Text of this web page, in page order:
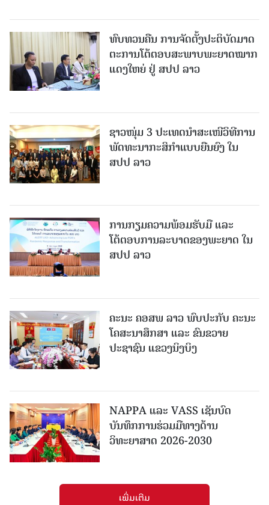
ທົບທວນຄືນ ການຈັດຕັ້ງປະຕິບັດມາດ
ຕະການໂຕ້ຕອບສະພາບພະຍາດໝາກ
ແດງໃຫຍ່ ຢູ່ ສປປ ລາວ
ຊາວໜຸ່ມ 3 ປະເທດນຳສະເໜີວິທີການ
ພັດທະນາກະສິກຳແບບຍືນຍົງ ໃນ
ສປປ ລາວ
ການກຽມຄວາມພ້ອມຮັບມື ແລະ
ໂຕ້ຕອບການລະບາດຂອງພະຍາດ ໃນ
ສປປ ລາວ
ຄະນະ ຄອສພ ລາວ ພົບປະກັບ ຄະນະ
ໂຄສະນາສຶກສາ ແລະ ຂົນຂວາຍ
ປະຊາຊົນ ແຂວງນິງບິງ
NAPPA ແລະ VASS ເຊັນບົດ
ບັນທຶກການຮ່ວມມືທາງດ້ານ
ວິທະຍາສາດ 2026-2030
ເພີ່ມເຕີມ